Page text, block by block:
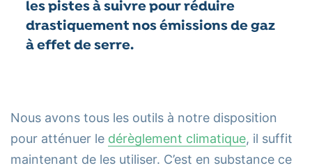
les pistes à suivre pour réduire
drastiquement nos émissions de gaz
à effet de serre.
Nous avons tous les outils à notre disposition
pour atténuer le dérèglement climatique, il suffit
maintenant de les utiliser. C’est en substance ce